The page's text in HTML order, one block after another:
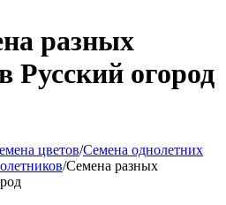
разных
Русский огород
цветов/Семена однолетних
/Семена разных